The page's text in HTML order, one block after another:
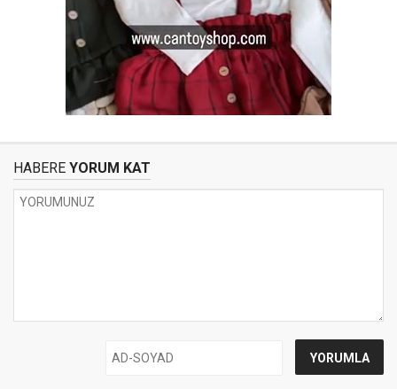
HABERE YORUM KAT